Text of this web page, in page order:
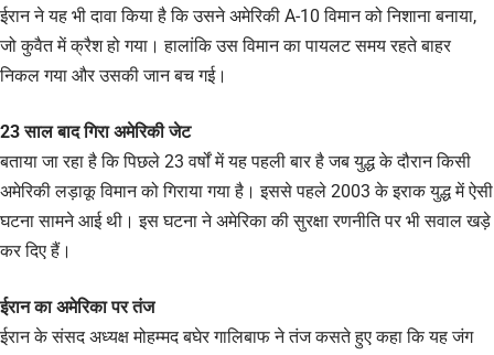
ईरान ने यह भी दावा किया है कि उसने अमेरिकी A-10 विमान को निशाना बनाया,
जो कुवैत में क्रैश हो गया। हालांकि उस विमान का पायलट समय रहते बाहर
निकल गया और उसकी जान बच गई।
23 साल बाद गिरा अमेरिकी जेट
बताया जा रहा है कि पिछले 23 वर्षों में यह पहली बार है जब युद्ध के दौरान किसी
अमेरिकी लड़ाकू विमान को गिराया गया है। इससे पहले 2003 के इराक युद्ध में ऐसी
घटना सामने आई थी। इस घटना ने अमेरिका की सुरक्षा रणनीति पर भी सवाल खड़े
कर दिए हैं।
ईरान का अमेरिका पर तंज
ईरान के संसद अध्यक्ष मोहम्मद बघेर गालिबाफ ने तंज कसते हुए कहा कि यह जंग